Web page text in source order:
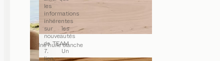
les
informations
inhérentes
sur les
nouveautés
de TEAM
7. Un
lien,
aulne huile blanche